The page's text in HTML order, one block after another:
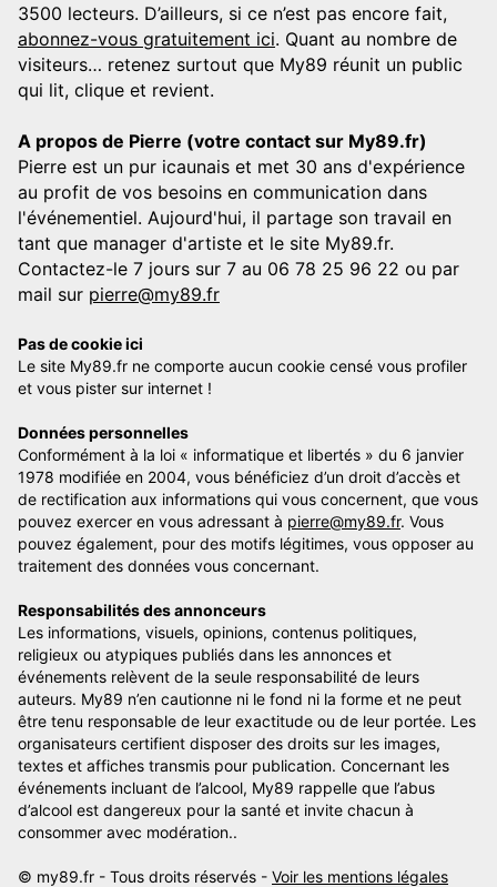
3500 lecteurs. D’ailleurs, si ce n’est pas encore fait,
abonnez-vous gratuitement ici. Quant au nombre de
visiteurs… retenez surtout que My89 réunit un public
qui lit, clique et revient.
A propos de Pierre (votre contact sur My89.fr)
Pierre est un pur icaunais et met 30 ans d'expérience
au profit de vos besoins en communication dans
l'événementiel. Aujourd'hui, il partage son travail en
tant que manager d'artiste et le site My89.fr.
Contactez-le 7 jours sur 7 au 06 78 25 96 22 ou par
mail sur pierre@my89.fr
Pas de cookie ici
Le site My89.fr ne comporte aucun cookie censé vous profiler
et vous pister sur internet !
Données personnelles
Conformément à la loi « informatique et libertés » du 6 janvier
1978 modifiée en 2004, vous bénéficiez d’un droit d’accès et
de rectification aux informations qui vous concernent, que vous
pouvez exercer en vous adressant à pierre@my89.fr. Vous
pouvez également, pour des motifs légitimes, vous opposer au
traitement des données vous concernant.
Responsabilités des annonceurs
Les informations, visuels, opinions, contenus politiques,
religieux ou atypiques publiés dans les annonces et
événements relèvent de la seule responsabilité de leurs
auteurs. My89 n’en cautionne ni le fond ni la forme et ne peut
être tenu responsable de leur exactitude ou de leur portée. Les
organisateurs certifient disposer des droits sur les images,
textes et affiches transmis pour publication. Concernant les
événements incluant de l’alcool, My89 rappelle que l’abus
d’alcool est dangereux pour la santé et invite chacun à
consommer avec modération..
© my89.fr - Tous droits réservés - Voir les mentions légales